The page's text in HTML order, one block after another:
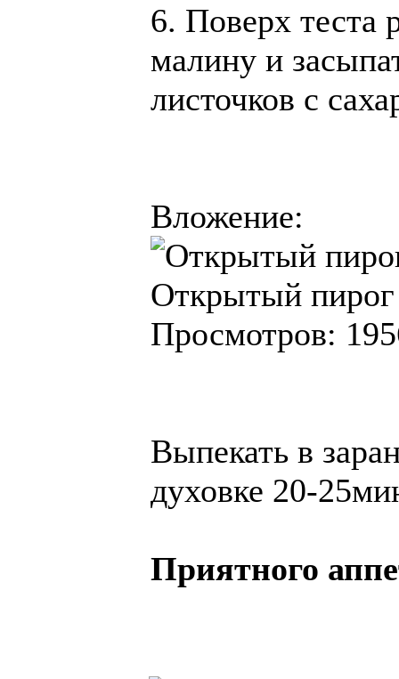
6. Поверх теста
малину и
листочков с
Вложение:
Открытый
Просмотров:
Выпекать в
духовке 20-
Приятного